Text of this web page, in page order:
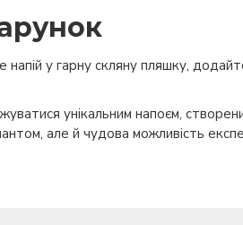
у гарну скляну пляшку,
унікальним напоєм,
але й чудова можливість